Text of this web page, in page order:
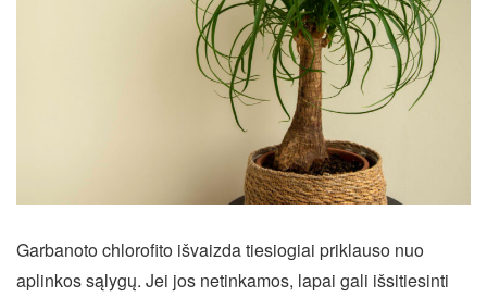
Garbanoto chlorofito išvaizda tiesiogiai priklauso nuo
aplinkos sąlygų. Jei jos netinkamos, lapai gali išsitiesinti